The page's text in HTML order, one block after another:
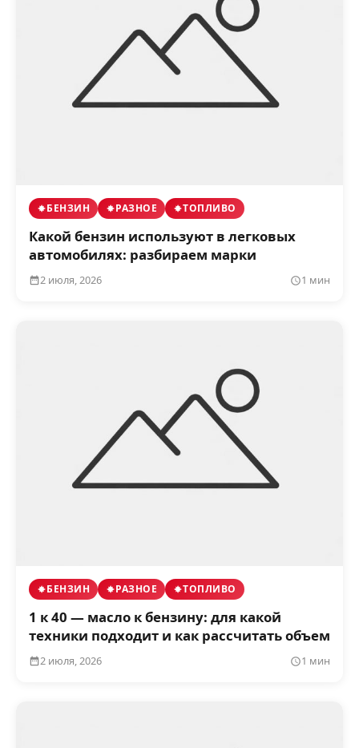
БЕНЗИН РАЗНОЕ ТОПЛИВО
Какой бензин используют в легковых
автомобилях: разбираем марки
2 июля, 2026 1 мин
БЕНЗИН РАЗНОЕ ТОПЛИВО
1 к 40 — масло к бензину: для какой
техники подходит и как рассчитать объем
2 июля, 2026 1 мин